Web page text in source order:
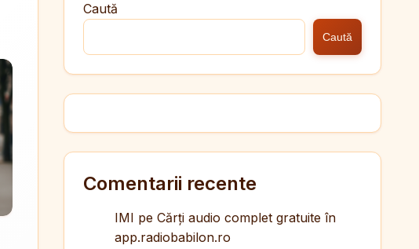
Caută
Caută
Comentarii recente
IMI pe Cărți audio complet gratuite în
app.radiobabilon.ro